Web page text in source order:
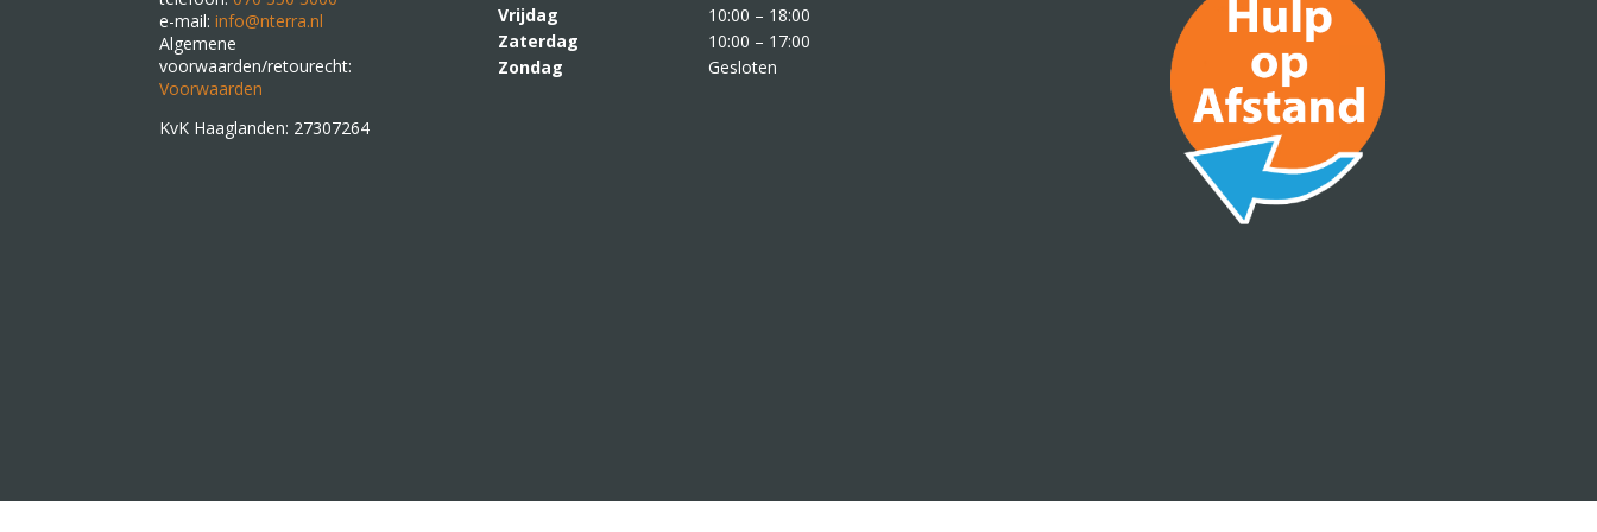
e-mail:info@nterra.nl
Algemene
voorwaarden/retourecht:
Voorwaarden
KvK Haaglanden: 27307264
Vrijdag
10:00 – 18:00
Zaterdag
10:00 – 17:00
Zondag
Gesloten